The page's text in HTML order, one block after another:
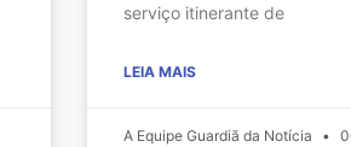
serviço itinerante de
LEIA MAIS
A Equipe Guardiã da Notícia